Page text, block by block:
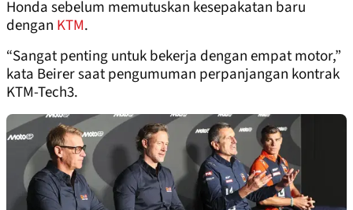
Honda sebelum memutuskan kesepakatan baru
dengan KTM.
“Sangat penting untuk bekerja dengan empat motor,”
kata Beirer saat pengumuman perpanjangan kontrak
KTM-Tech3.